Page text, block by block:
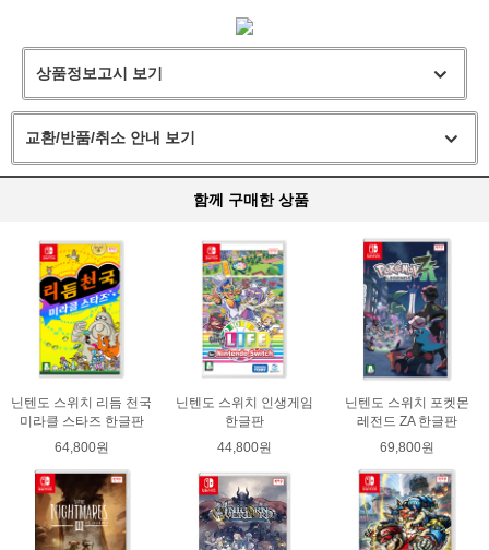
상품정보고시 보기
교환/반품/취소 안내 보기
함께 구매한 상품
닌텐도 스위치 리듬 천국
미라클 스타즈 한글판
64,800원
닌텐도 스위치 인생게임
한글판
44,800원
닌텐도 스위치 포켓몬
레전드 ZA 한글판
69,800원